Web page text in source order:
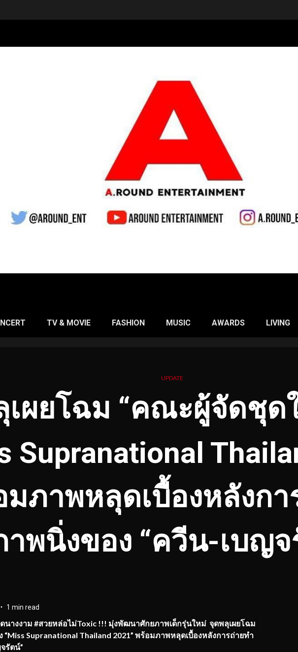
TV & MOVIE FASHION MUSIC AWARDS LIVING
UPDATE
ผยโฉม “คณะผู้จัดชุด
Supranational
มภาพหลุดเบื้องหลังกา
าพนิ่งของ “ควีน-เบญจ
1 min read
นางงาม #สวยหล่อไม่Toxic !!! มุ่งพัฒนาศักยภาพเด็กรุ่นใหม่ จุดพลุเผยโฉม
“Miss Supranational Thailand 2021” พร้อมภาพหลุดเบื้องหลังการถ่ายทำ
รัตน์”